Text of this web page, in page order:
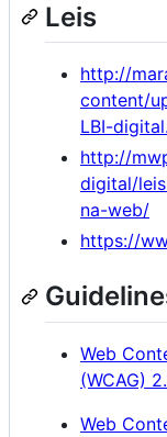
Leis
http://
content/
LBI-
http://
digital/
na-web/
https://
Web
(WCAG)
Web